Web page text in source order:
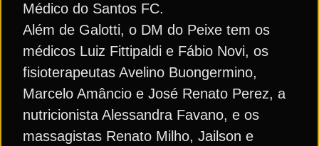
Médico do Santos FC.
Além de Galotti, o DM do Peixe tem os
médicos Luiz Fittipaldi e Fábio Novi, os
fisioterapeutas Avelino Buongermino,
Marcelo Amâncio e José Renato Perez, a
nutricionista Alessandra Favano, e os
massagistas Renato Milho, Jailson e